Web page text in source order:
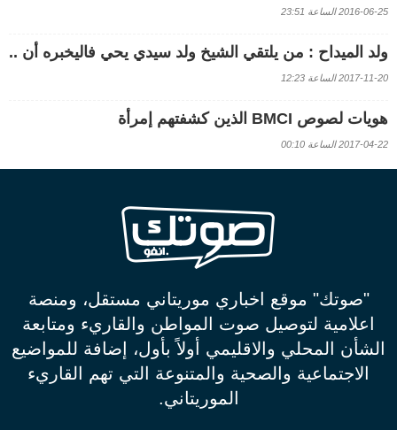
2016-06-25 الساعة 23:51
ولد الميداح : من يلتقي الشيخ ولد سيدي يحي فاليخبره أن ..
2017-11-20 الساعة 12:23
هويات لصوص BMCI الذين كشفتهم إمرأة
2017-04-22 الساعة 00:10
"صوتك" موقع اخباري موريتاني مستقل، ومنصة
اعلامية لتوصيل صوت المواطن والقاريء ومتابعة
الشأن المحلي والاقليمي أولاً بأول، إضافة للمواضيع
الاجتماعية والصحية والمتنوعة التي تهم القاريء
الموريتاني.